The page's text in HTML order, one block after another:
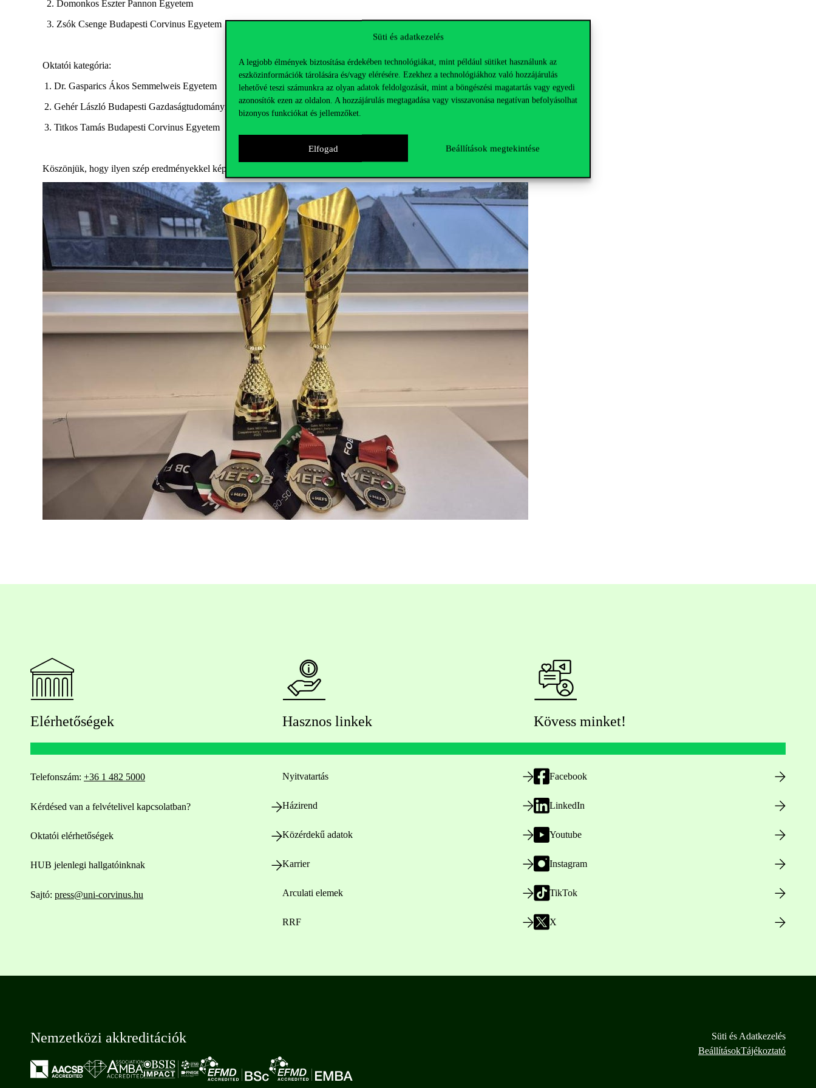
Süti és adatkezelés
A legjobb élmények biztosítása érdekében technológiákat, mint például sütiket használunk az
eszközinformációk tárolására és/vagy elérésére. Ezekhez a technológiákhoz való hozzájárulás
lehetővé teszi számunkra az olyan adatok feldolgozását, mint a böngészési magatartás vagy egyedi
azonosítók ezen az oldalon. A hozzájárulás megtagadása vagy visszavonása negatívan befolyásolhat
bizonyos funkciókat és jellemzőket.
Elfogad Beállítások megtekintése
2. Domonkos Eszter Pannon Egyetem
3. Zsók Csenge Budapesti Corvinus Egyetem
Oktatói kategória:
1. Dr. Gasparics Ákos Semmelweis Egyetem
2. Gehér László Budapesti Gazdaságtudományi Egyetem
3. Titkos Tamás Budapesti Corvinus Egyetem
Köszönjük, hogy ilyen szép eredményekkel képviseltétek az egyetemet!
Elérhetőségek
Telefonszám: +36 1 482 5000
Kérdésed van a felvételivel kapcsolatban?
Oktatói elérhetőségek
HUB jelenlegi hallgatóinknak
Sajtó: press@uni-corvinus.hu
Hasznos linkek
Nyitvatartás
Házirend
Közérdekű adatok
Karrier
Arculati elemek
RRF
Kövess minket!
Facebook
LinkedIn
Youtube
Instagram
TikTok
X
Nemzetközi akkreditációk
Süti és Adatkezelés
BeállításokTájékoztató